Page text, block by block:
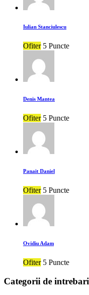
Iulian Stanciulescu
Ofiter 5 Puncte
Denis Mantea
Ofiter 5 Puncte
Panait Daniel
Ofiter 5 Puncte
Ovidiu Adam
Ofiter 5 Puncte
Categorii de intrebari